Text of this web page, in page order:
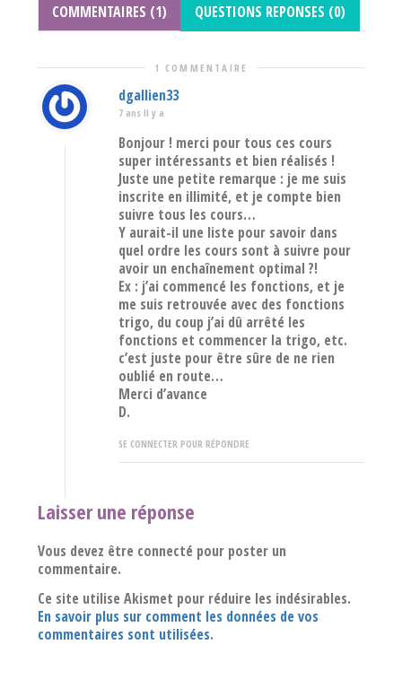
COMMENTAIRES (1)
QUESTIONS REPONSES (0)
1 COMMENTAIRE
dgallien33
7 ans Il y a
Bonjour ! merci pour tous ces cours
super intéressants et bien réalisés !
Juste une petite remarque : je me suis
inscrite en illimité, et je compte bien
suivre tous les cours…
Y aurait-il une liste pour savoir dans
quel ordre les cours sont à suivre pour
avoir un enchaînement optimal ?!
Ex : j’ai commencé les fonctions, et je
me suis retrouvée avec des fonctions
trigo, du coup j’ai dû arrêté les
fonctions et commencer la trigo, etc.
c’est juste pour être sûre de ne rien
oublié en route…
Merci d’avance
D.
SE CONNECTER POUR RÉPONDRE
Laisser une réponse
Vous devez être connecté pour poster un
commentaire.
Ce site utilise Akismet pour réduire les indésirables.
En savoir plus sur comment les données de vos
commentaires sont utilisées.